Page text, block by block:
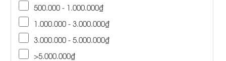
500.000 - 1.000.000₫
1.000.000 - 3.000.000₫
3.000.000 - 5.000.000₫
>5.000.000₫